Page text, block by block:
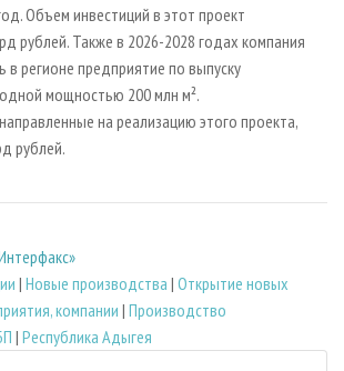
Объем инвестиций в этот проект
рублей. Также в 2026-2028 годах компания
в регионе предприятие по выпуску
мощностью 200 млн м².
на реализацию этого проекта,
рублей.
| Новые производства | Открытие новых
компании| Производство
| Республика Адыгея